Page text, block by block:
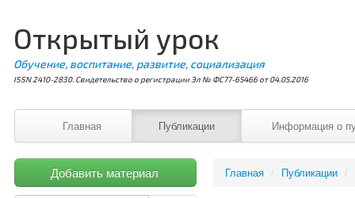
Открытый урок
Обучение, воспитание, развитие, социализация
ISSN 2410-2830. Свидетельство о регистрации Эл № ФС77-65466 от 04.05.2016
Главная Публикации Информация о
Добавить материал Главная / Публикации /